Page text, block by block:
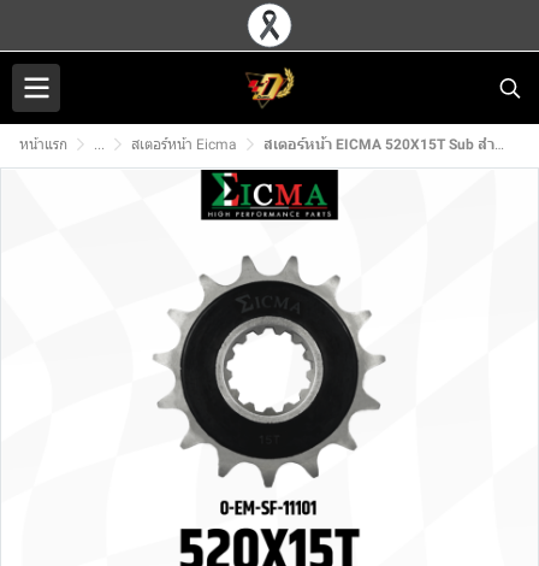
หน้าแรก ... สเตอร์หน้า Eicma สเตอร์หน้า EICMA 520X15T Sub สำหรับ HONDA CBR650F/CB650F